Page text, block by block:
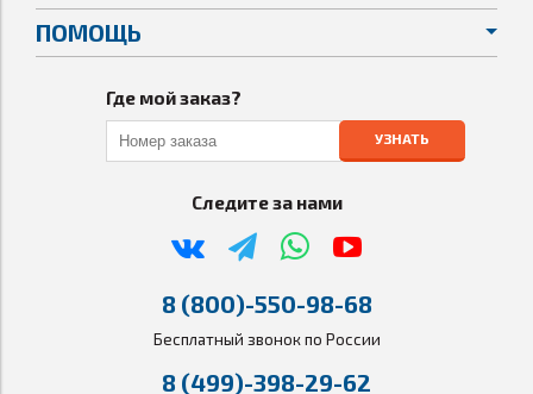
ПОМОЩЬ
Где мой заказ?
УЗНАТЬ
Следите за нами
8 (800)-550-98-68
Бесплатный звонок по России
8 (499)-398-29-62